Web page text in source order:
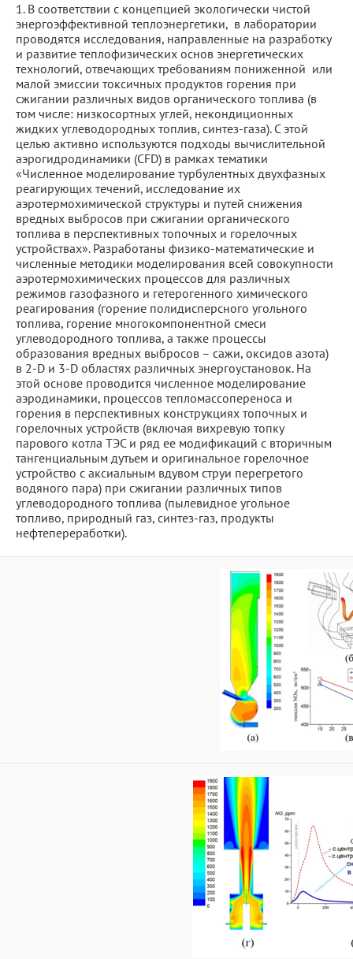
1. В соответствии с концепцией экологически чистой
энергоэффективной теплоэнергетики, в лаборатории
проводятся исследования, направленные на разработку
и развитие теплофизических основ энергетических
технологий, отвечающих требованиям пониженной или
малой эмиссии токсичных продуктов горения при
сжигании различных видов органического топлива (в
том числе: низкосортных углей, некондиционных
жидких углеводородных топлив, синтез-газа). С этой
целью активно используются подходы вычислительной
аэрогидродинамики (CFD) в рамках тематики
«Численное моделирование турбулентных двухфазных
реагирующих течений, исследование их
аэротермохимической структуры и путей снижения
вредных выбросов при сжигании органического
топлива в перспективных топочных и горелочных
устройствах». Разработаны физико-математические и
численные методики моделирования всей совокупности
аэротермохимических процессов для различных
режимов газофазного и гетерогенного химического
реагирования (горение полидисперсного угольного
топлива, горение многокомпонентной смеси
углеводородного топлива, а также процессы
образования вредных выбросов – сажи, оксидов азота)
в 2-D и 3-D областях различных энергоустановок. На
этой основе проводится численное моделирование
аэродинамики, процессов тепломассопереноса и
горения в перспективных конструкциях топочных и
горелочных устройств (включая вихревую топку
парового котла ТЭС и ряд ее модификаций с вторичным
тангенциальным дутьем и оригинальное горелочное
устройство с аксиальным вдувом струи перегретого
водяного пара) при сжигании различных типов
углеводородного топлива (пылевидное угольное
топливо, природный газ, синтез-газ, продукты
нефтепереработки).